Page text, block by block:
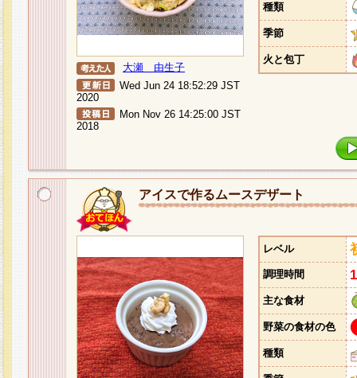
大瀬 由生子
Wed Jun 24 18:52:29 JST
2020
Mon Nov 26 14:25:00 JST
2018
種類
季節
火と包丁
アイスで作るムースデザート
レベル
調理時間
主な食材
野菜の食材の色
種類